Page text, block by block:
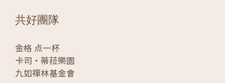
共好團隊
金格 点一杯
卡司‧蒂菈樂園
九如禪林基金會